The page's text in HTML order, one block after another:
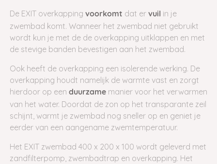
De EXIT overkapping voorkomt dat er vuil in je
zwembad komt. Wanneer het zwembad niet gebruikt
wordt kun je met de de overkapping uitklappen en met
de stevige banden bevestigen aan het zwembad.
Ook heeft de overkapping een isolerende werking. De
overkapping houdt namelijk de warmte vast en zorgt
hierdoor op een duurzame manier voor het verwarmen
van het water. Doordat de zon op het transparante zeil
schijnt, warmt je zwembad nog sneller op en geniet je
eerder van een aangename zwemtemperatuur.
Het EXIT zwembad 400 x 200 x 100 wordt geleverd met
zandfilterpomp, zwembadtrap en overkapping. Het